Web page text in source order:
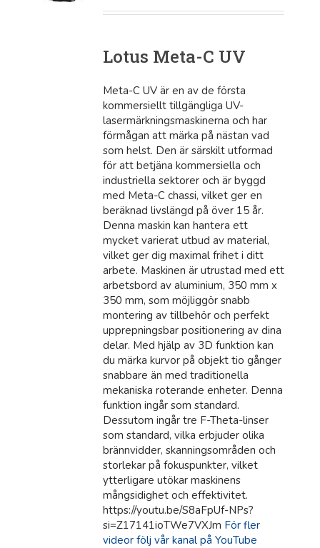
Lotus Meta-C UV
Meta-C UV är en av de första
kommersiellt tillgängliga UV-
lasermärkningsmaskinerna och har
förmågan att märka på nästan vad
som helst. Den är särskilt utformad
för att betjäna kommersiella och
industriella sektorer och är byggd
med Meta-C chassi, vilket ger en
beräknad livslängd på över 15 år.
Denna maskin kan hantera ett
mycket varierat utbud av material,
vilket ger dig maximal frihet i ditt
arbete. Maskinen är utrustad med ett
arbetsbord av aluminium, 350 mm x
350 mm, som möjliggör snabb
montering av tillbehör och perfekt
upprepningsbar positionering av dina
delar. Med hjälp av 3D funktion kan
du märka kurvor på objekt tio gånger
snabbare än med traditionella
mekaniska roterande enheter. Denna
funktion ingår som standard.
Dessutom ingår tre F-Theta-linser
som standard, vilka erbjuder olika
brännvidder, skanningsområden och
storlekar på fokuspunkter, vilket
ytterligare utökar maskinens
mångsidighet och effektivitet.
https://youtu.be/S8aFpUf-NPs?
si=Z17141ioTWe7VXJm För fler
videor följ vår kanal på YouTube